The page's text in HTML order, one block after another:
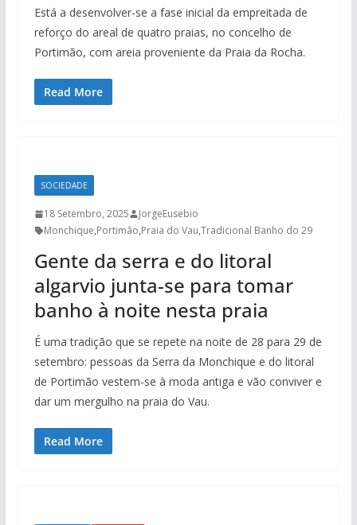
Está a desenvolver-se a fase inicial da empreitada de
reforço do areal de quatro praias, no concelho de
Portimão, com areia proveniente da Praia da Rocha.
Read More
SOCIEDADE
18 Setembro, 2025
JorgeEusebio
Monchique,Portimão,Praia do Vau,Tradicional Banho do 29
Gente da serra e do litoral
algarvio junta-se para tomar
banho à noite nesta praia
É uma tradição que se repete na noite de 28 para 29 de
setembro: pessoas da Serra da Monchique e do litoral
de Portimão vestem-se à moda antiga e vão conviver e
dar um mergulho na praia do Vau.
Read More